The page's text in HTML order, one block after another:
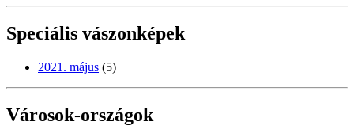
Speciális vászonképek
2021. május (5)
Városok-országok